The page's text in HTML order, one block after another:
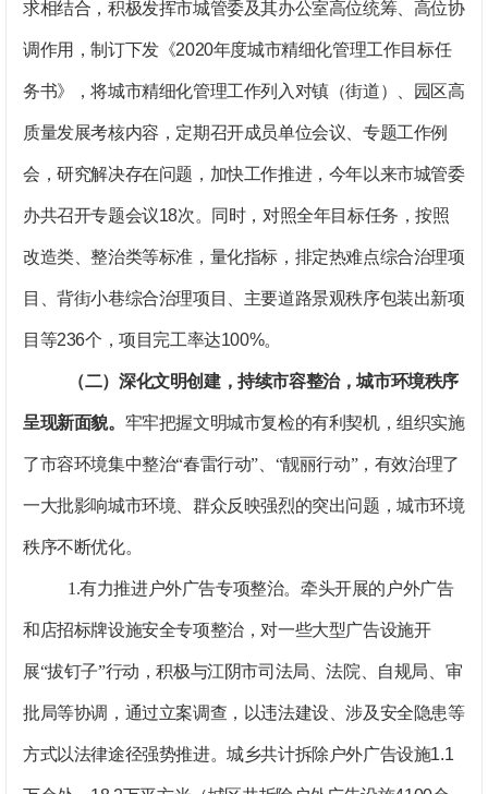
求相结合，积极发挥市城管委及其办公室高位统筹、高位协
调作用，制订下发《2020年度城市精细化管理工作目标任
务书》，将城市精细化管理工作列入对镇（街道）、园区高
质量发展考核内容，定期召开成员单位会议、专题工作例
会，研究解决存在问题，加快工作推进，今年以来市城管委
办共召开专题会议18次。同时，对照全年目标任务，按照
改造类、整治类等标准，量化指标，排定热难点综合治理项
目、背街小巷综合治理项目、主要道路景观秩序包装出新项
目等236个，项目完工率达100%。
（二）深化文明创建，持续市容整治，城市环境秩序
呈现新面貌。 牢牢把握文明城市复检的有利契机，组织实施
了市容环境集中整治“春雷行动”、“靓丽行动”，有效治理了
一大批影响城市环境、群众反映强烈的突出问题，城市环境
秩序不断优化。
1.有力推进户外广告专项整治。牵头开展的户外广告
和店招标牌设施安全专项整治，对一些大型广告设施开
展“拔钉子”行动，积极与江阴市司法局、法院、自规局、审
批局等协调，通过立案调查，以违法建设、涉及安全隐患等
方式以法律途径强势推进。城乡共计拆除户外广告设施1.1